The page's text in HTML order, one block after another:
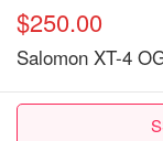
$250.00
Salomon XT-4